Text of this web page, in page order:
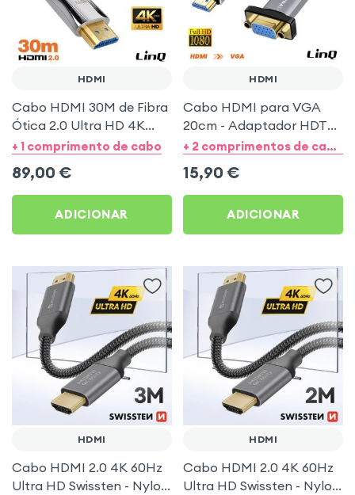
HDMI
Cabo HDMI 30M de Fibra
Ótica 2.0 Ultra HD 4K
60Hz - Ideal para TV,
PC - Transmissão sem
Perda
+ 1 comprimento de cabo
89,00 €
ADICIONAR
HDMI
Cabo HDMI para VGA
20cm - Adaptador HDTV
para VGA Full HD 1080p+ 2 comprimentos de cabos + 1 Opções
15,90 €
ADICIONAR
HDMI
Cabo HDMI 2.0 4K 60Hz
Ultra HD Swissten - Nylon
HDMI
Cabo HDMI 2.0 4K 60Hz
Ultra HD Swissten - Nylon